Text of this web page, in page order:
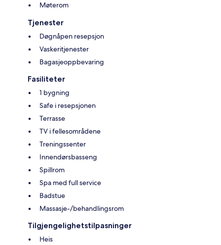
Møterom
Tjenester
Døgnåpen resepsjon
Vaskeritjenester
Bagasjeoppbevaring
Fasiliteter
1 bygning
Safe i resepsjonen
Terrasse
TV i fellesområdene
Treningssenter
Innendørsbasseng
Spillrom
Spa med full service
Badstue
Massasje-/behandlingsrom
Tilgjengelighetstilpasninger
Heis